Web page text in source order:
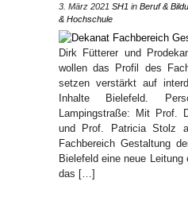
3. März 2021 SH1 in Beruf &
& Hochschule
Dirk Fütterer und
wollen das Profil des
setzen verstärkt auf
Inhalte Bielefeld.
Lampingstraße: Mit Prof.
und Prof. Patricia Stolz
Fachbereich Gestaltung
Bielefeld eine neue Leitung
das […]